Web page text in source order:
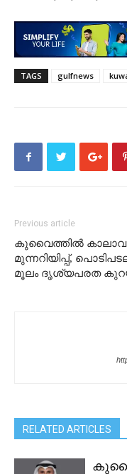
TAGS gulfnews
Previous article
കുവൈത്തിൽ
മുന്നറിയിപ്പ്,
മൂലം ദൃശ്യപരത
RELATED ARTICLES